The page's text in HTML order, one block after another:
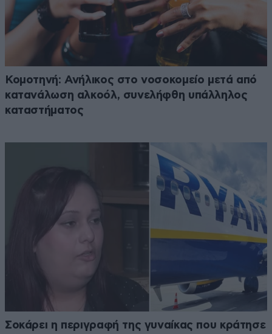
Κομοτηνή: Ανήλικος στο νοσοκομείο μετά από
κατανάλωση αλκοόλ, συνελήφθη υπάλληλος
καταστήματος
Σοκάρει η περιγραφή της γυναίκας που κράτησε